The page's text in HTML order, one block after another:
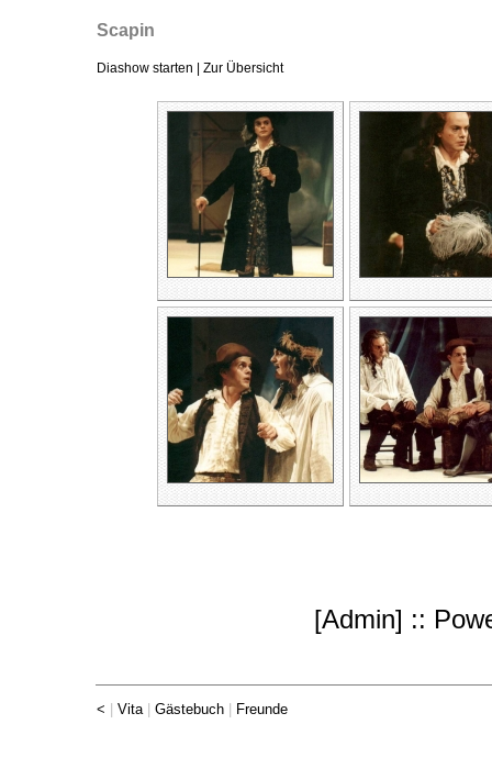
Scapin
Diashow starten Zur Übersicht
[Admin] ::
< Vita| Gästebuch Freunde